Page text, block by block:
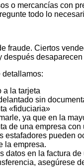
o mercancías con
todo lo
fraude. Ciertos
después
detallamos:
a la tarjeta
sin
«fiduciaria»
ya que en la
de una empresa
estafadores pueden
la empresa.
datos en la factura de
asegúrese